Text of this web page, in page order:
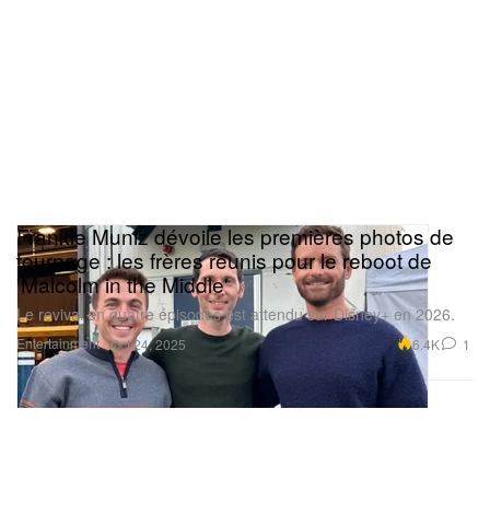
Entertainment
Frankie Muniz dévoile les premières photos de
tournage : les frères réunis pour le reboot de
'Malcolm in the Middle'
Le revival en quatre épisodes est attendu sur Disney+ en 2026.
Oct 24, 2025 6.4K 1